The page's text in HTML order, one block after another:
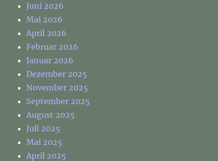
Juni 2026
Mai 2026
April 2026
Februar 2026
Januar 2026
Dezember 2025
November 2025
September 2025
August 2025
Juli 2025
Mai 2025
April 2025